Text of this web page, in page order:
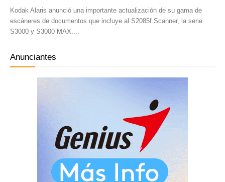
Kodak Alaris anunció una importante actualización de su gama de
escáneres de documentos que incluye al S2085f Scanner, la serie
S3000 y S3000 MAX....
Anunciantes